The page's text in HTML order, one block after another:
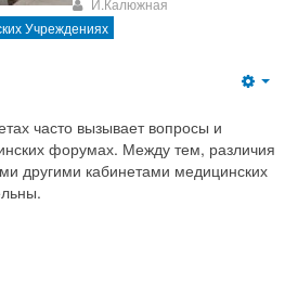
И.Калюжная
Учреждениях
часто вызывает вопросы и
форумах. Между тем, различия
другими кабинетами медицинских